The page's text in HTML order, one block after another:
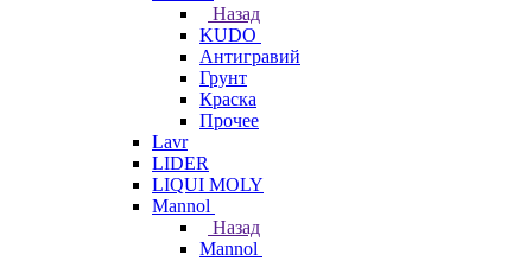
Назад
KUDO
Антигравий
Грунт
Краска
Прочее
Lavr
LIDER
LIQUI MOLY
Mannol
Назад
Mannol